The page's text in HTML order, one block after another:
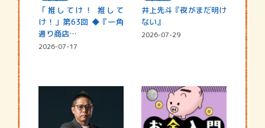
「推してけ！ 推して
け！」第63回 ◆『一角
通り商店…
2026-07-17
井上先斗『夜がまだ明け
ない』
2026-07-29